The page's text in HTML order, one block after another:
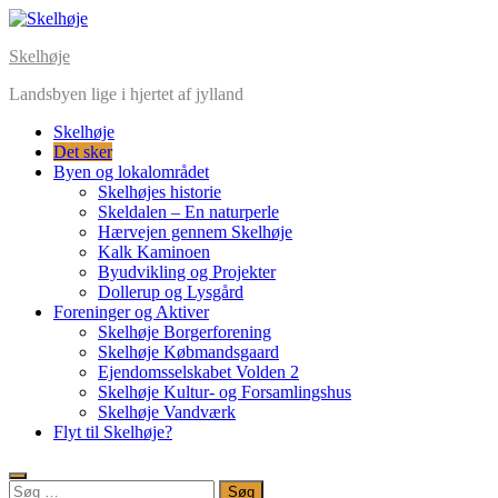
Skip
content
Skelhøje
Landsbyen lige i hjertet af jylland
Skelhøje
Det sker
Byen og lokalområdet
Skelhøjes historie
Skeldalen – En naturperle
Hærvejen gennem Skelhøje
Kalk Kaminoen
Byudvikling og Projekter
Dollerup og Lysgård
Foreninger og Aktiver
Skelhøje Borgerforening
Skelhøje Købmandsgaard
Ejendomsselskabet Volden 2
Skelhøje Kultur- og Forsamlingshus
Skelhøje Vandværk
Flyt til Skelhøje?
Søg